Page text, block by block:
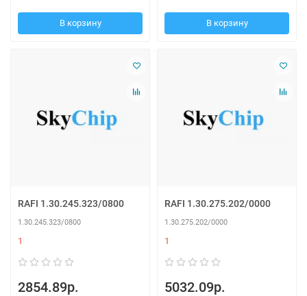
В корзину В корзину
RAFI 1.30.245.323/0800
1.30.245.323/0800
1
2854.89р.
RAFI 1.30.275.202/0000
1.30.275.202/0000
1
5032.09р.